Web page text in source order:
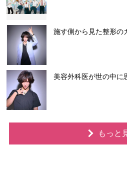
施す側から見た整形の
美容外科医が世の中に
もっと